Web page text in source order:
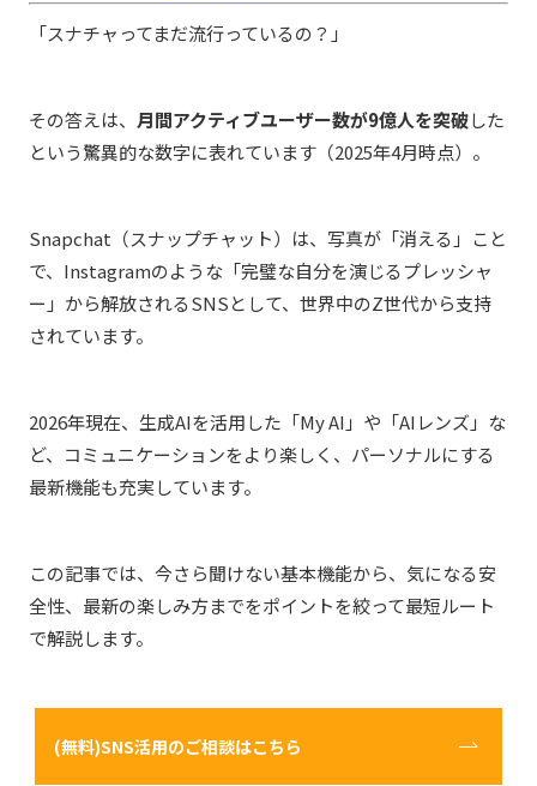
「スナチャってまだ流行っているの？」
その答えは、 月間アクティブユーザー数が9億人を突破した
という驚異的な数字に表れています （2025年4月時点） 。
Snapchat （スナップチャット）は、写真が「消える」こと
で、Instagramのような「完璧な自分を演じるプレッシャ
ー」から解放されるSNSとして、世界中のZ世代から支持
されています。
2026年現在、生成AIを活用した「My AI 」や「AI レンズ」な
ど、コミュニケーションをより楽しく、パーソナルにする
最新機能も充実しています。
この記事では、今さら聞けない基本機能から、気になる安
全性、最新の楽しみ方までをポイントを絞って最短ルート
で解説します。
(無料)SNS活用のご相談はこちら